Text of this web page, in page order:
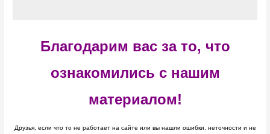
Благодарим вас за то, что
ознакомились с нашим
материалом!
Друзья, если что то не работает на сайте или вы нашли ошибки, неточности и не